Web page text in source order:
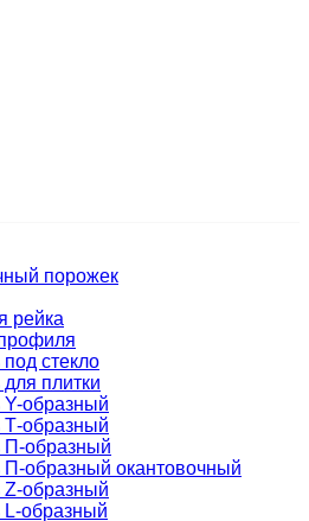
порожек
рейка
стекло
плитки
образный
образный
образный
образный окантовочный
образный
образный